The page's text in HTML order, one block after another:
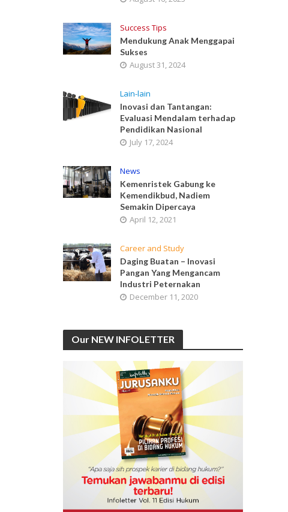
Success Tips
Mendukung Anak Menggapai
Sukses
August 31, 2024
Lain-lain
Inovasi dan Tantangan:
Evaluasi Mendalam terhadap
Pendidikan Nasional
July 17, 2024
News
Kemenristek Gabung ke
Kemendikbud, Nadiem
Semakin Dipercaya
April 12, 2021
Career and Study
Daging Buatan – Inovasi
Pangan Yang Mengancam
Industri Peternakan
December 11, 2020
Our NEW INFOLETTER